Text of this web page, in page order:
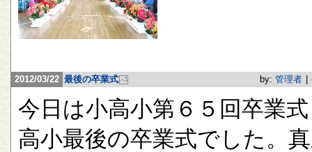
2012/03/22 最後の卒業式 by: 管理者
今日は小高小第６５回卒業
高小最後の卒業式でした。